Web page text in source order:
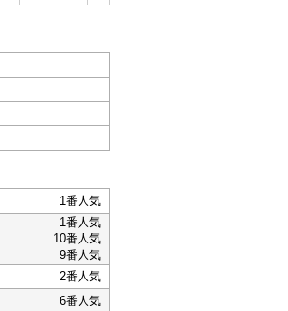
1番人気
1番人気
10番人気
9番人気
2番人気
6番人気